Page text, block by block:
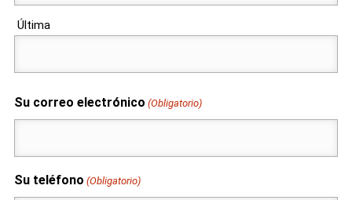
Última
Su correo electrónico (Obligatorio)
Su teléfono (Obligatorio)